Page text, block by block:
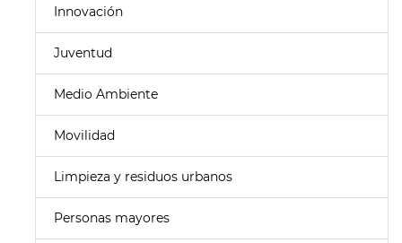
Innovación
Juventud
Medio Ambiente
Movilidad
Limpieza y residuos urbanos
Personas mayores